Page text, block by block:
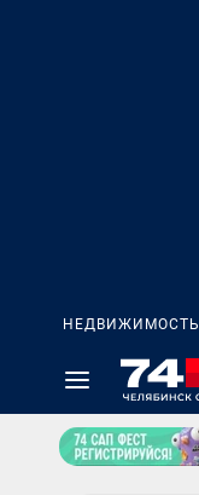
НЕДВИЖИМОСТЬ